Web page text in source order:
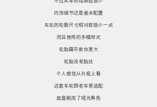
内饰细节还是基本配置
车轮的轮毂尺寸相对首版小一点
而且使用的多幅样式
轮胎扁平度也更大
轮胎没有胎纹
个人感觉从外观上看
这套车轮跟老车更适配
底盘刷成了哑光黑色